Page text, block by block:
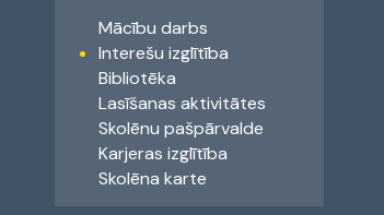
Mācību darbs
Interešu izglītība
Bibliotēka
Lasīšanas aktivitātes
Skolēnu pašpārvalde
Karjeras izglītība
Skolēna karte